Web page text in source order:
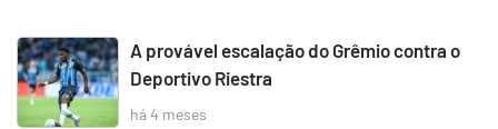
A provável escalação do Grêmio contra o
Deportivo Riestra
há 4 meses